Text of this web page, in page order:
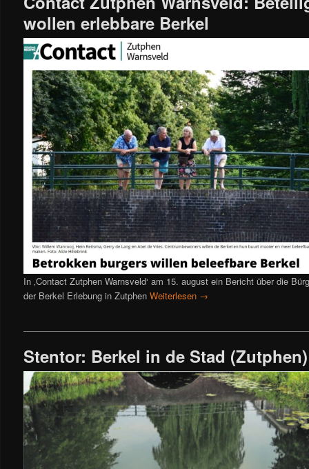
wollen erlebbare Berkel
In ‚Contact Zutphen Warnsveld‘ am 15. august ein Bericht über die
der Berkel Erlebung in ZutphenWeiterlesen →
Stentor: Berkel in de Stad (Zutphen)